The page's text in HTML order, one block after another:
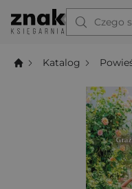
Czego
Katalog